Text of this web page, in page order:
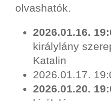
olvashatók.
2026.01.16.
királylány
Katalin
2026.01.17.
2026.01.20.